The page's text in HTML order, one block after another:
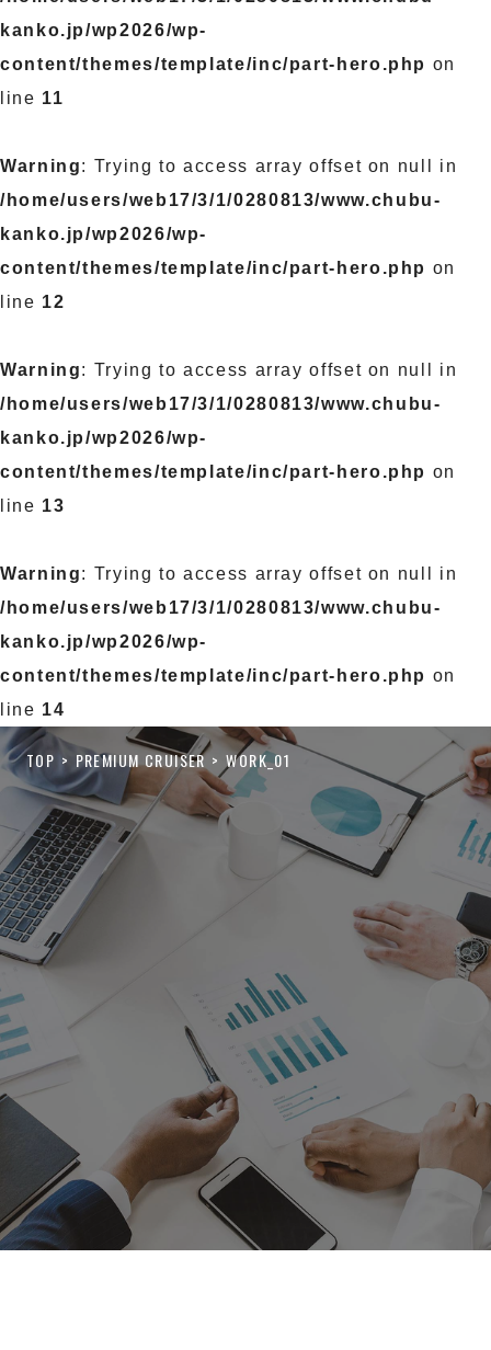
kanko.jp/wp2026/wp-
content/themes/template/inc/part-hero.php on
line 11
Warning: Trying to access array offset on null in
/home/users/web17/3/1/0280813/www.chubu-
kanko.jp/wp2026/wp-
content/themes/template/inc/part-hero.php on
line 12
Warning: Trying to access array offset on null in
/home/users/web17/3/1/0280813/www.chubu-
kanko.jp/wp2026/wp-
content/themes/template/inc/part-hero.php on
line 13
Warning: Trying to access array offset on null in
/home/users/web17/3/1/0280813/www.chubu-
kanko.jp/wp2026/wp-
content/themes/template/inc/part-hero.php on
line 14
TOP PREMIUM CRUISER WORK_01